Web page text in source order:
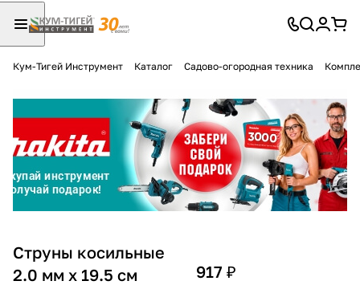
Кум-Тигей Инструмент Каталог Садово-огородная техника
Струны косильные
2.0 мм х 19.5 см
917 ₽
Разбейте
оплатуна части
без переплат
График платежей